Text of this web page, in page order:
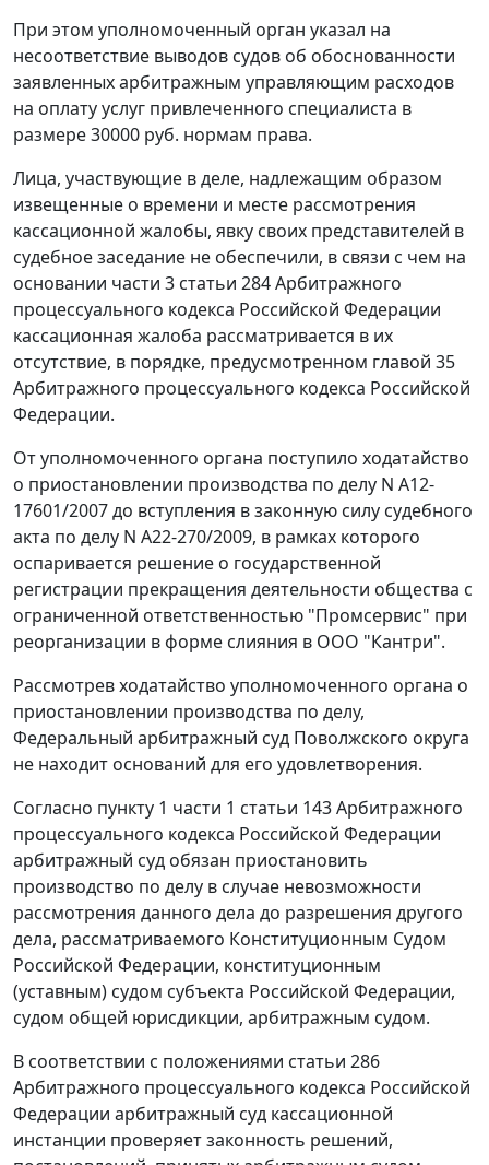
При этом уполномоченный орган указал на
несоответствие выводов судов об обоснованности
заявленных арбитражным управляющим расходов
на оплату услуг привлеченного специалиста в
размере 30000 руб. нормам права.
Лица, участвующие в деле, надлежащим образом
извещенные о времени и месте рассмотрения
кассационной жалобы, явку своих представителей в
судебное заседание не обеспечили, в связи с чем на
основании части 3 статьи 284Арбитражного
процессуального кодекса Российской Федерации
кассационная жалоба рассматривается в их
отсутствие, в порядке, предусмотренном главой 35
Арбитражного процессуального кодекса Российской
Федерации.
От уполномоченного органа поступило ходатайство
о приостановлении производства по делу N А12-
17601/2007 до вступления в законную силу судебного
акта по делу N А22-270/2009, в рамках которого
оспаривается решение о государственной
регистрации прекращения деятельности общества с
ограниченной ответственностью "Промсервис" при
реорганизации в форме слияния в ООО "Кантри".
Рассмотрев ходатайство уполномоченного органа о
приостановлении производства по делу,
Федеральный арбитражный суд Поволжского округа
не находит оснований для его удовлетворения.
Согласно пункту 1 части 1 статьи 143Арбитражного
процессуального кодекса Российской Федерации
арбитражный суд обязан приостановить
производство по делу в случае невозможности
рассмотрения данного дела до разрешения другого
дела, рассматриваемого Конституционным Судом
Российской Федерации, конституционным
(уставным) судом субъекта Российской Федерации,
судом общей юрисдикции, арбитражным судом.
В соответствии с положениями статьи 286
Арбитражного процессуального кодекса Российской
Федерации арбитражный суд кассационной
инстанции проверяет законность решений,